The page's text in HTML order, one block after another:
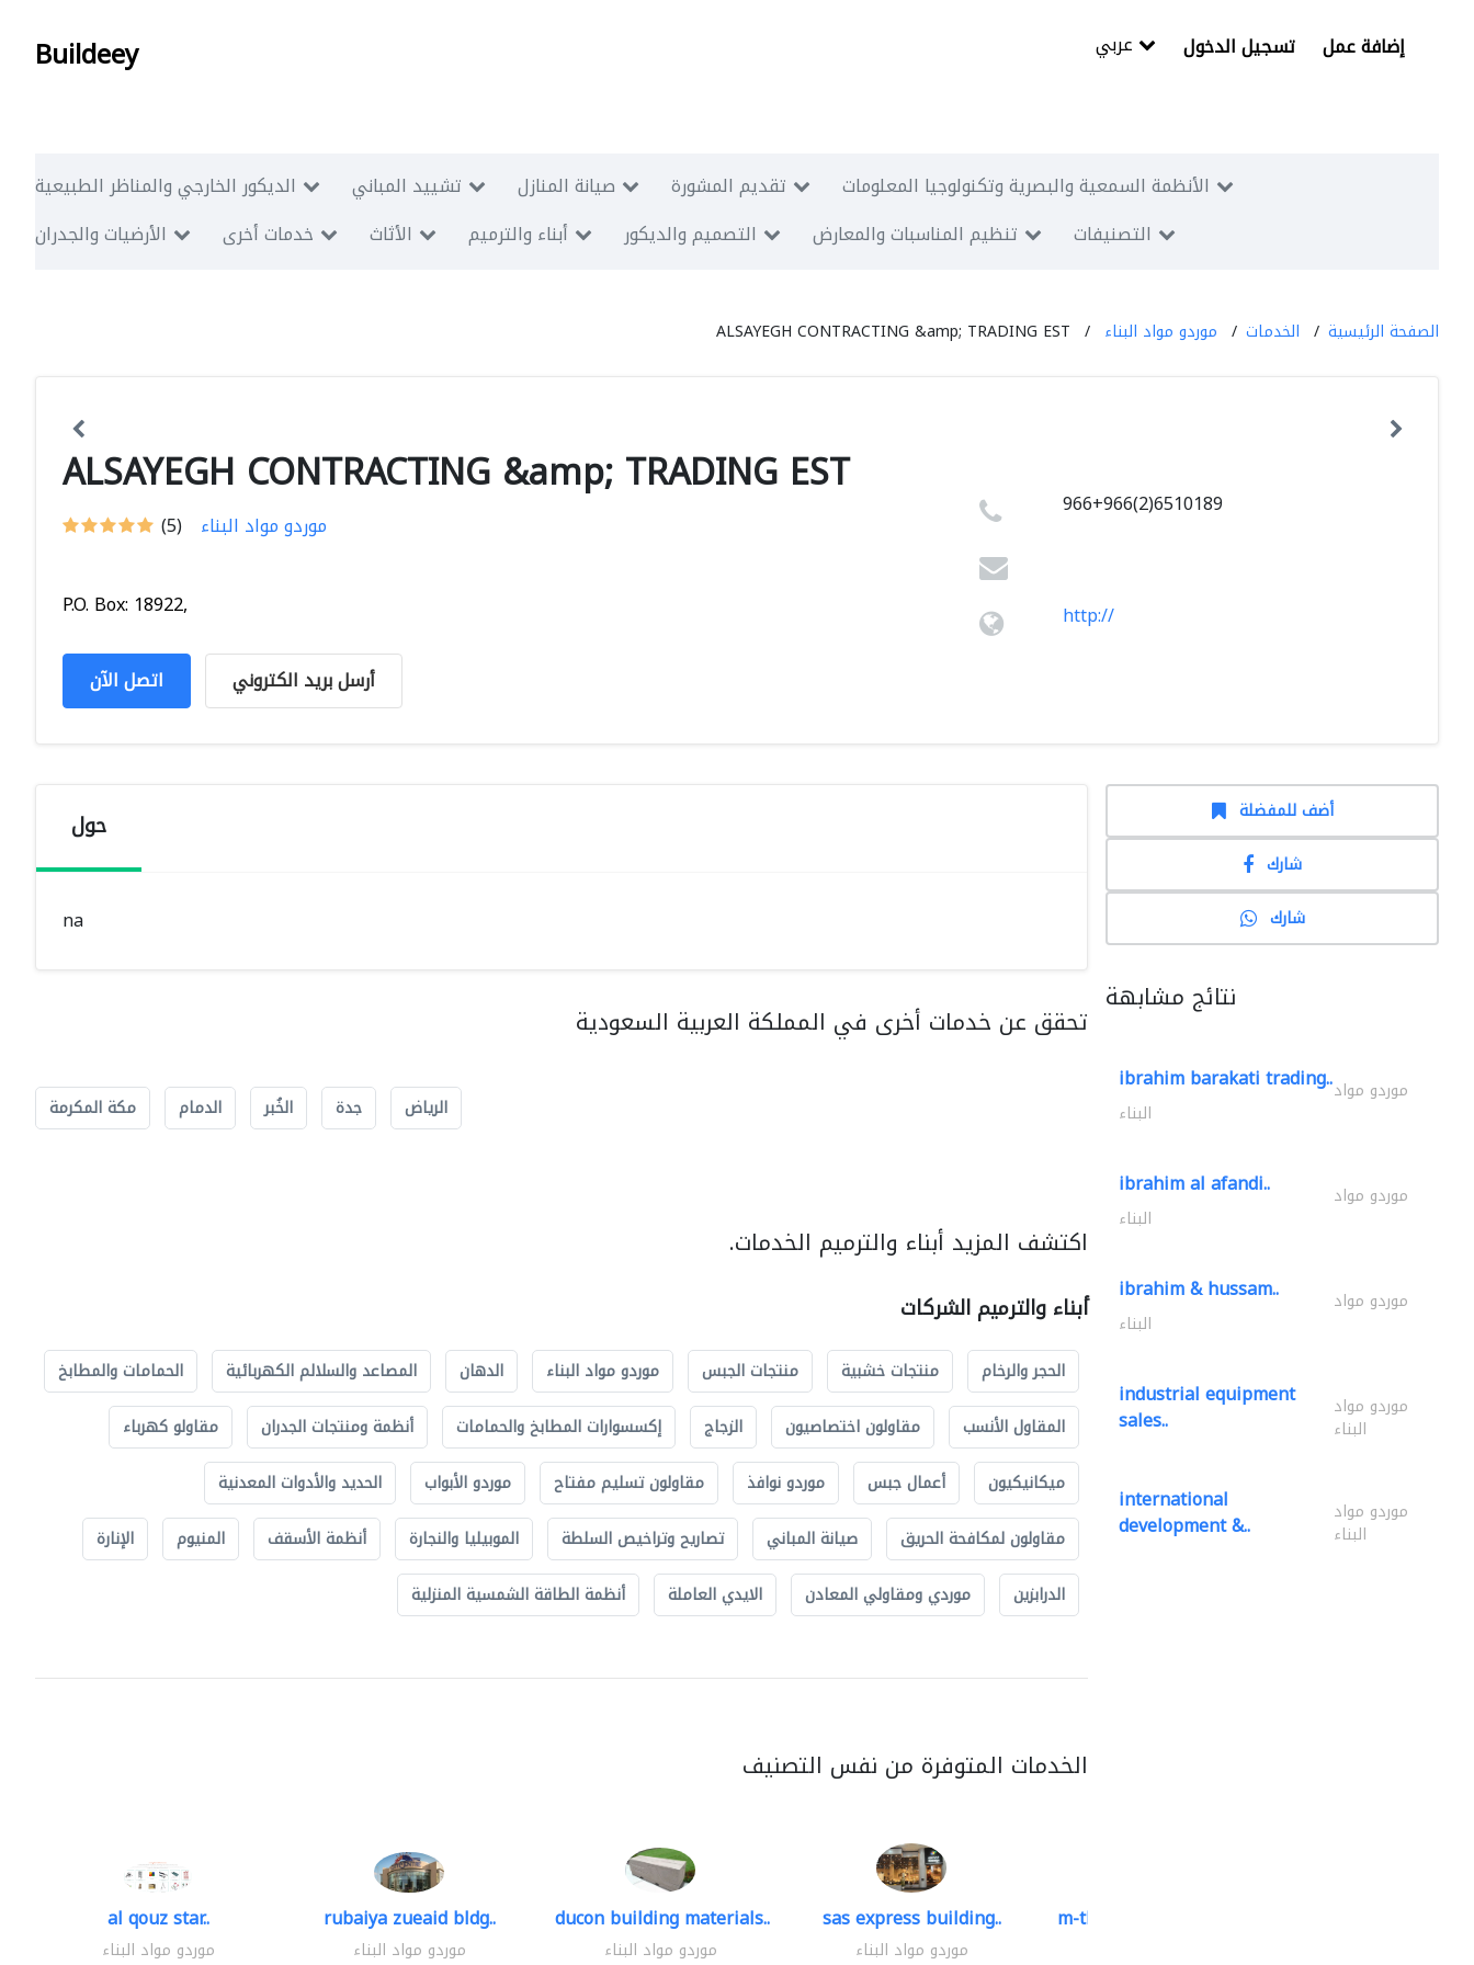
Buildeey تسجيل الدخول إضافة عمل
الديكور الخارجي والمناظر الطبيعية تشييد المباني صيانة المنازل تقديم المشورة
الأنظمة السمعية والبصرية وتكنولوجيا المعلومات
الأرضيات والجدران
خدمات أخرى الأثاث أبناء والترميم التصميم والديكور تنظيم المناسبات والمعارض التصنيفات
الصفحة الرئيسية الخدمات موردو مواد البناء ALSAYEGH CONTRACTING &amp; TRADING EST
ALSAYEGH CONTRACTING &amp; TRADING EST
(5) موردو مواد البناء
P.O. Box: 18922,
اتصل الآن أرسل بريد الكتروني
966+966(2)6510189
http://
حول
na
تحقق عن خدمات أخرى في المملكة العربية السعودية
الرياض جدة الخُبر الدمام مكة المكرمة
اكتشف المزيد أبناء والترميم الخدمات.
أبناء والترميم الشركات
الحجر والرخام منتجات خشبية منتجات الجبس موردو مواد البناء الدهان المصاعد والسلالم الكهربائية
الحمامات والمطابخ
المقاول الأنسب
مقاولون اختصاصيون الزجاج إكسسوارات المطابخ والحمامات أنظمة ومنتجات الجدران
مقاولو كهرباء
ميكانيكيون
أعمال جبس موردو نوافذ مقاولون تسليم مفتاح موردو الأبواب
الحديد والأدوات المعدنية
مقاولون لمكافحة الحريق
صيانة المباني تصاريح وتراخيص السلطة الموبيليا والنجارة أنظمة الأسقف المنيوم
الإنارة
الدرابزين
موردي ومقاولي المعادن الايدي العاملة أنظمة الطاقة الشمسية المنزلية
الخدمات المتوفرة من نفس التصنيف
al qouz star..
موردو مواد البناء
rubaiya zueaid bldg..
موردو مواد البناء
ducon building materials..
موردو مواد البناء
sas express building..
موردو مواد البناء
m-three building materials
أضف للمفضلة
شارك
شارك
نتائج مشابهة
ibrahim barakati trading..موردو مواد
البناء
ibrahim al afandi.. موردو مواد
البناء
ibrahim & hussam.. موردو مواد
البناء
industrial equipment
sales.. موردو مواد
البناء
international
development &.. موردو مواد
البناء